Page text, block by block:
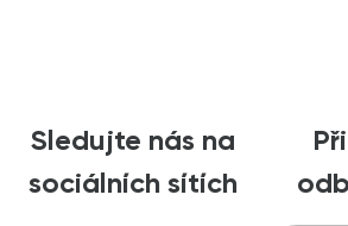
Sledujte nás na
sociálních sítích